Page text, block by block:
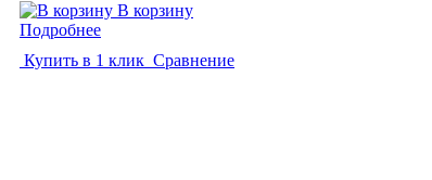
В корзину
Подробнее
Купить в 1 клик Сравнение